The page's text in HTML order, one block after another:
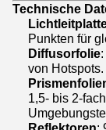
Technische
Punkten für
Diffusorfolie
von Hotspots.
1,5- bis 2-